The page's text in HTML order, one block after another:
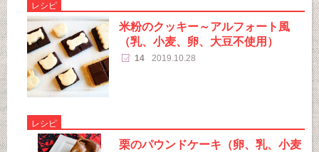
レシピ
米粉のクッキー～アルフォート風
（乳、小麦、卵、大豆不使用）
14 2019.10.28
レシピ
栗のパウンドケーキ（卵、乳、小麦